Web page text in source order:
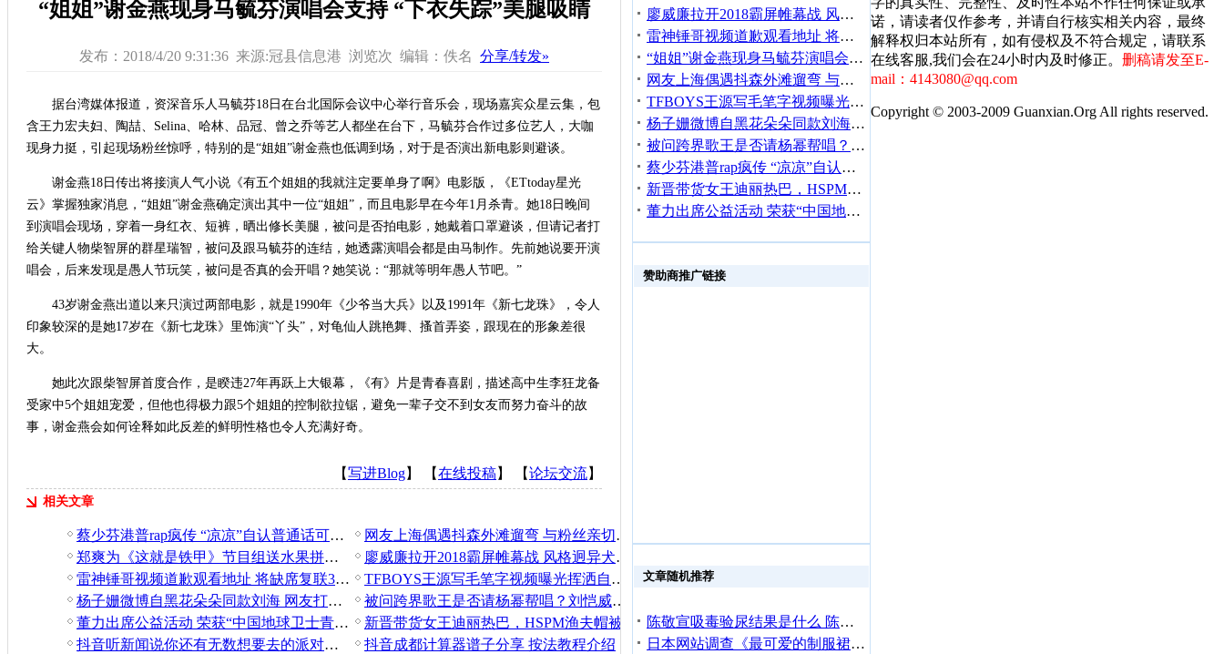
“姐姐”谢金燕现身马毓芬演唱会支持 “下衣失踪”美腿吸睛
发布：2018/4/20 9:31:36 来源:冠县信息港 浏览次 编辑：佚名 分享/转发»
据台湾媒体报道，资深音乐人马毓芬18日在台北国际会议中心举行音乐会，现场嘉宾众星云集，包
含王力宏夫妇、陶喆、Selina、哈林、品冠、曾之乔等艺人都坐在台下，马毓芬合作过多位艺人，大咖
现身力挺，引起现场粉丝惊呼，特别的是“姐姐”谢金燕也低调到场，对于是否演出新电影则避谈。
谢金燕18日传出将接演人气小说《有五个姐姐的我就注定要单身了啊》电影版，《ETtoday星光
云》掌握独家消息，“姐姐”谢金燕确定演出其中一位“姐姐”，而且电影早在今年1月杀青。她18日晚间
到演唱会现场，穿着一身红衣、短裤，晒出修长美腿，被问是否拍电影，她戴着口罩避谈，但请记者打
给关键人物柴智屏的群星瑞智，被问及跟马毓芬的连结，她透露演唱会都是由马制作。先前她说要开演
唱会，后来发现是愚人节玩笑，被问是否真的会开唱？她笑说：“那就等明年愚人节吧。”
43岁谢金燕出道以来只演过两部电影，就是1990年《少爷当大兵》以及1991年《新七龙珠》，令人
印象较深的是她17岁在《新七龙珠》里饰演“丫头”，对龟仙人跳艳舞、搔首弄姿，跟现在的形象差很
大。
她此次跟柴智屏首度合作，是睽违27年再跃上大银幕，《有》片是青春喜剧，描述高中生李狂龙备
受家中5个姐姐宠爱，但他也得极力跟5个姐姐的控制欲拉锯，避免一辈子交不到女友而努力奋斗的故
事，谢金燕会如何诠释如此反差的鲜明性格也令人充满好奇。
【写进Blog】 【在线投稿】 【论坛交流】
相关文章
蔡少芬港普rap疯传 “凉凉”自认普通话可以：一直都不烂
网友上海偶遇抖森外滩遛弯 与粉丝亲切握手尽显绅士风范
郑爽为《这就是铁甲》节目组送水果拼盘 被赞人美心善
廖威廉拉开2018霸屏帷幕战 风格迥异犬系男好戏不停歇
雷神锤哥视频道歉观看地址 将缺席复联3上海发布会
TFBOYS王源写毛笔字视频曝光挥洒自如 双手修长实力吸睛
杨子姗微博自黑花朵朵同款刘海 网友打趣：灵魂画手
被问跨界歌王是否请杨幂帮唱？刘恺威开“黑”实力坑妻
董力出席公益活动 荣获“中国地球卫士青年奖倡导者”称号
抖音听新闻说你还有无数想要去的派对是什么歌 骗自己pt.2
抖音成都计算器谱子分享 按法教程介绍
廖威廉拉开2018霸屏帷幕战 风格迥异犬系男好戏不停歇
雷神锤哥视频道歉观看地址 将缺席复联3上海发布会
“姐姐”谢金燕现身马毓芬演唱会支持 “下衣失踪”美腿吸睛
网友上海偶遇抖森外滩遛弯 与粉丝亲切握手尽显绅士风范
TFBOYS王源写毛笔字视频曝光挥洒自如 双手修长实力吸睛
杨子姗微博自黑花朵朵同款刘海 网友打趣：灵魂画手
被问跨界歌王是否请杨幂帮唱？刘恺威开“黑”实力坑妻
蔡少芬港普rap疯传 “凉凉”自认普通话可以：一直都不烂
新晋带货女王迪丽热巴，HSPM渔夫帽被她一戴迅速爆火！
董力出席公益活动 荣获“中国地球卫士青年奖倡导者”称号
赞助商推广链接
文章随机推荐
陈敬宣吸毒验尿结果是什么 陈敬宣年龄多大了家庭背景受关注
日本网站调查《最可爱的制服裙长度》~比超迷你更有人气的竟然是…
诺，请读者仅作参考，并请自行核实相关内容，最终
解释权归本站所有，如有侵权及不符合规定，请联系
在线客服,我们会在24小时内及时修正。 删稿请发至E-
mail：4143080@qq.com
Copyright © 2003-2009 Guanxian.Org All rights reserved.